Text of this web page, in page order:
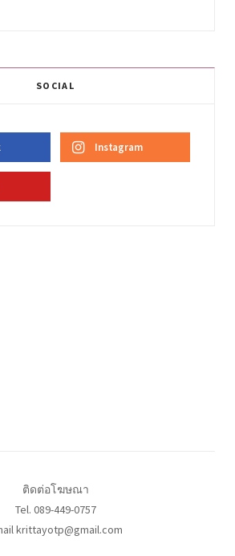
SOCIAL
Instagram
ติดต่อโฆษณา
Tel. 089-449-0757
krittayotp@gmail.com